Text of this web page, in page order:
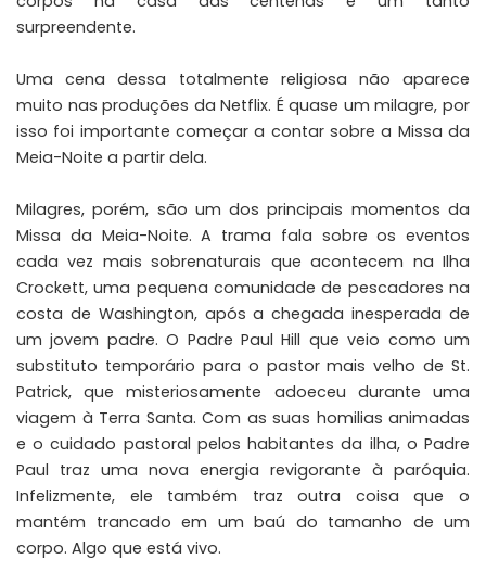
surpreendente.
Uma cena dessa totalmente religiosa não aparece
muito nas produções da Netflix. É quase um milagre, por
isso foi importante começar a contar sobre a Missa da
Meia-Noite a partir dela.
Milagres, porém, são um dos principais momentos da
Missa da Meia-Noite. A trama fala sobre os eventos
cada vez mais sobrenaturais que acontecem na Ilha
Crockett, uma pequena comunidade de pescadores na
costa de Washington, após a chegada inesperada de
um jovem padre. O Padre Paul Hill que veio como um
substituto temporário para o pastor mais velho de St.
Patrick, que misteriosamente adoeceu durante uma
viagem à Terra Santa. Com as suas homilias animadas
e o cuidado pastoral pelos habitantes da ilha, o Padre
Paul traz uma nova energia revigorante à paróquia.
Infelizmente, ele também traz outra coisa que o
mantém trancado em um baú do tamanho de um
corpo. Algo que está vivo.